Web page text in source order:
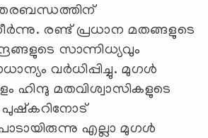
രണ്ട് പ്രധാന മതങ്ങളുടെ
സാന്നിധ്യവും
വർധിപ്പിച്ചു. മുഗൾ
ഹിന്ദു മതവിശ്വാസികളുടെ
പുഷ്‌കറിനോട്
എല്ലാ മുഗൾ